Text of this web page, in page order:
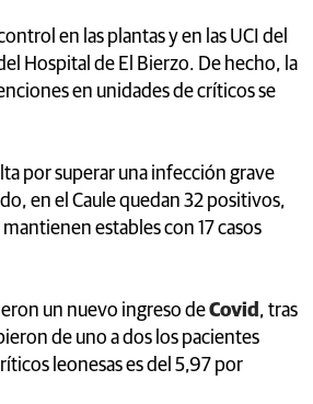
en las plantas y en las UCI del
Hospital de El Bierzo. De hecho, la
en unidades de críticos se
por superar una infección grave
en el Caule quedan 32 positivos,
estables con 17 casos
un nuevo ingreso deCovid , tras
de uno a dos los pacientes
leonesas es del 5,97 por